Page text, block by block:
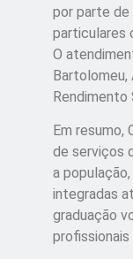
por parte de
particulares
O
Bartolomeu,
Rendimento
Em
de serviços
a
integradas
graduação
profissionais